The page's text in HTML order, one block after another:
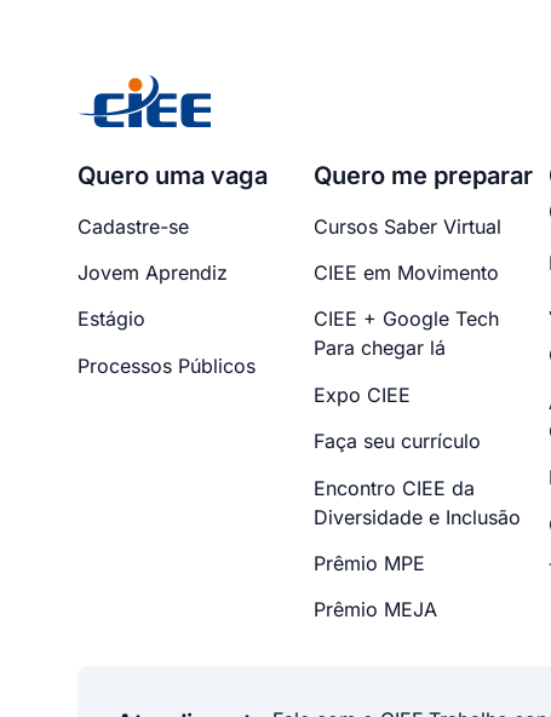
Quero uma vaga
Cadastre-se
Jovem Aprendiz
Estágio
Processos Públicos
Quero me preparar
Cursos Saber Virtual
CIEE em Movimento
CIEE + Google Tech
Para chegar lá
Expo CIEE
Faça seu currículo
Encontro CIEE da
Diversidade e Inclusão
Prêmio MPE
Prêmio MEJA